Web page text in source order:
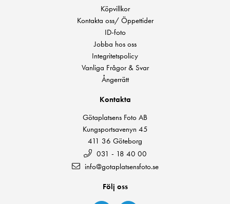
Köpvillkor
Kontakta oss/ Öppettider
ID-foto
Jobba hos oss
Integritetspolicy
Vanliga Frågor & Svar
Ångerrätt
Kontakta
Götaplatsens Foto AB
Kungsportsavenyn 45
411 36 Göteborg
031 - 18 40 00
info@gotaplatsensfoto.se
Följ oss